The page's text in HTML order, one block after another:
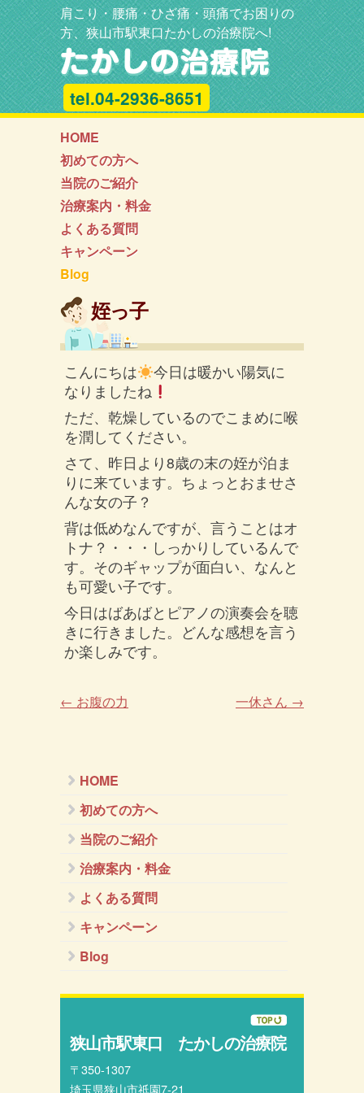
肩こり・腰痛・ひざ痛・頭痛でお困りの
方、狭山市駅東口たかしの治療院へ!
tel.04-2936-8651
HOME
初めての方へ
当院のご紹介
治療案内・料金
よくある質問
キャンペーン
Blog
姪っ子
こんにちは
今日は暖かい陽気に
なりましたね
ただ、乾燥しているのでこまめに喉
を潤してください。
さて、昨日より8歳の末の姪が泊ま
りに来ています。ちょっとおませさ
んな女の子？
背は低めなんですが、言うことはオ
トナ？・・・しっかりしているんで
す。そのギャップが面白い、なんと
も可愛い子です。
今日はばあばとピアノの演奏会を聴
きに行きました。どんな感想を言う
か楽しみです。
← お腹の力 一休さん →
HOME
初めての方へ
当院のご紹介
治療案内・料金
よくある質問
キャンペーン
Blog
狭山市駅東口 たかしの治療院
〒350-1307
埼玉県狭山市祇園7-21